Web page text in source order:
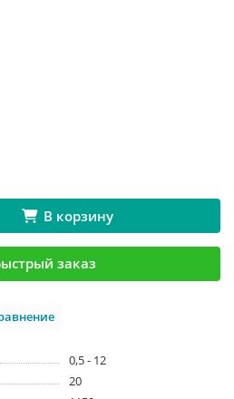
В корзину
заказ
0,5 - 12
20